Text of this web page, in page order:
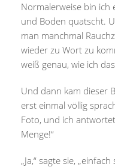
Normalerweise bin ich
und Boden quatscht.
man manchmal
wieder zu Wort zu
weiß genau, wie ich
Und dann kam dieser
erst einmal völlig
Foto, und ich
Menge!“
„Ja,“ sagte sie,